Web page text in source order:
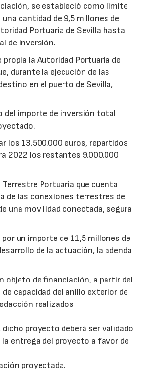
se estableció como límite
cantidad de 9,5 millones de
Portuaria de Sevilla hasta
de inversión.
la Autoridad Portuaria de
durante la ejecución de las
en el puerto de Sevilla,
del importe de inversión total
los 13.500.000 euros, repartidos
2022 los restantes 9.000.000
Portuaria que cuenta
de las conexiones terrestres de
una movilidad conectada, segura
un importe de 11,5 millones de
de la actuación, la adenda
objeto de financiación, a partir del
capacidad del anillo exterior de
realizados
proyecto deberá ser validado
entrega del proyecto a favor de
proyectada.